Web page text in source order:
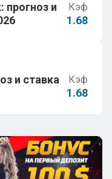
прогноз и
Кэф
1.68
и ставка
Кэф
1.68